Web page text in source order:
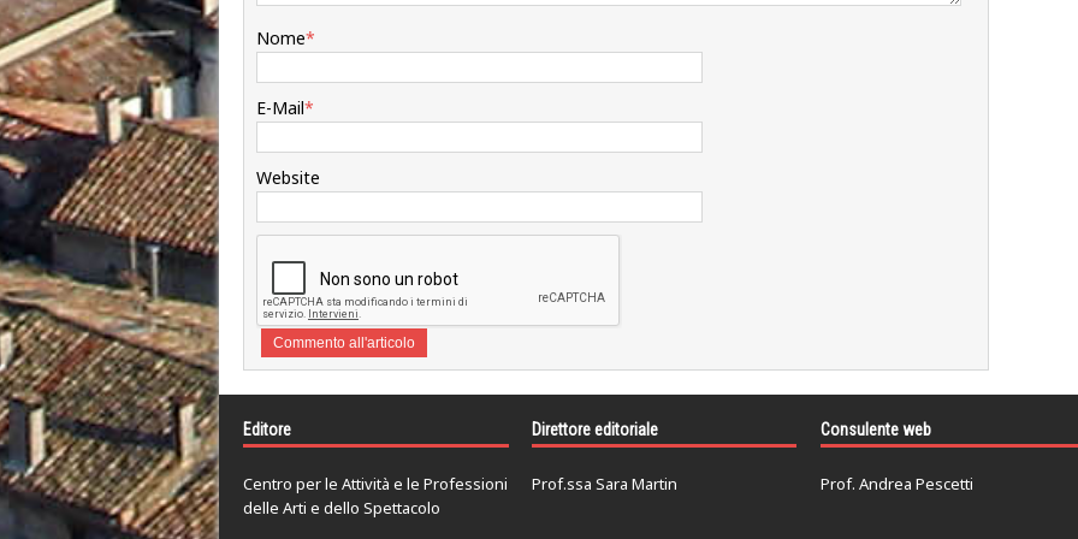
Nome*
E-Mail*
Website
Editore
Centro per le Attività e le Professioni
delle Arti e dello Spettacolo
Direttore editoriale
Prof.ssa Sara Martin
Consulente web
Prof. Andrea Pescetti